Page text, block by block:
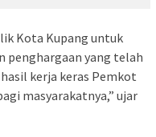
Kota Kupang untuk
penghargaan yang telah
kerja keras Pemkot
masyarakatnya,” ujar